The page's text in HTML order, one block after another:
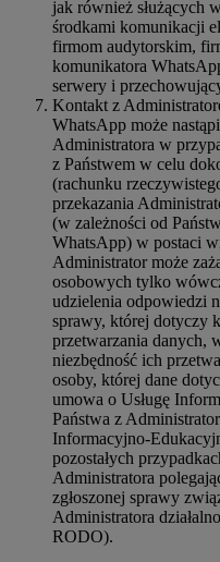
jak również służących
środkami komunikacji
firmom audytorskim,
komunikatora
serwery i
Kontakt z
WhatsApp może
Administratora w
z Państwem w celu
(rachunku
przekazania
(w zależności od
WhatsApp) w postaci
Administrator może
osobowych tylko
udzielenia odpowiedzi
sprawy, której dotyczy
przetwarzania danych,
niezbędność ich
osoby, której dane
umowa o Usługę
Państwa z
Informacyjno-
pozostałych
Administratora
zgłoszonej sprawy
Administratora
RODO).